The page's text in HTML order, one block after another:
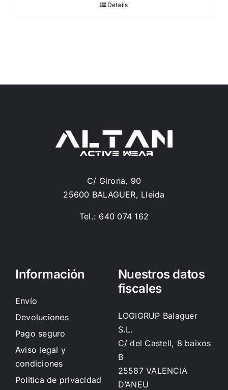
Details
C/ Girona, 90
25600 BALAGUER, Lleida
Tel.: 640 074 162
Información
Envío
Devoluciones
Pago seguro
Aviso legal y
condiciones
Política de privacidad
Nuestros datos
fiscales
LOGIGRUP Balaguer
S.L.
C/ del Castell, 8 baixos
B
25587 VALENCIA
D’ANEU